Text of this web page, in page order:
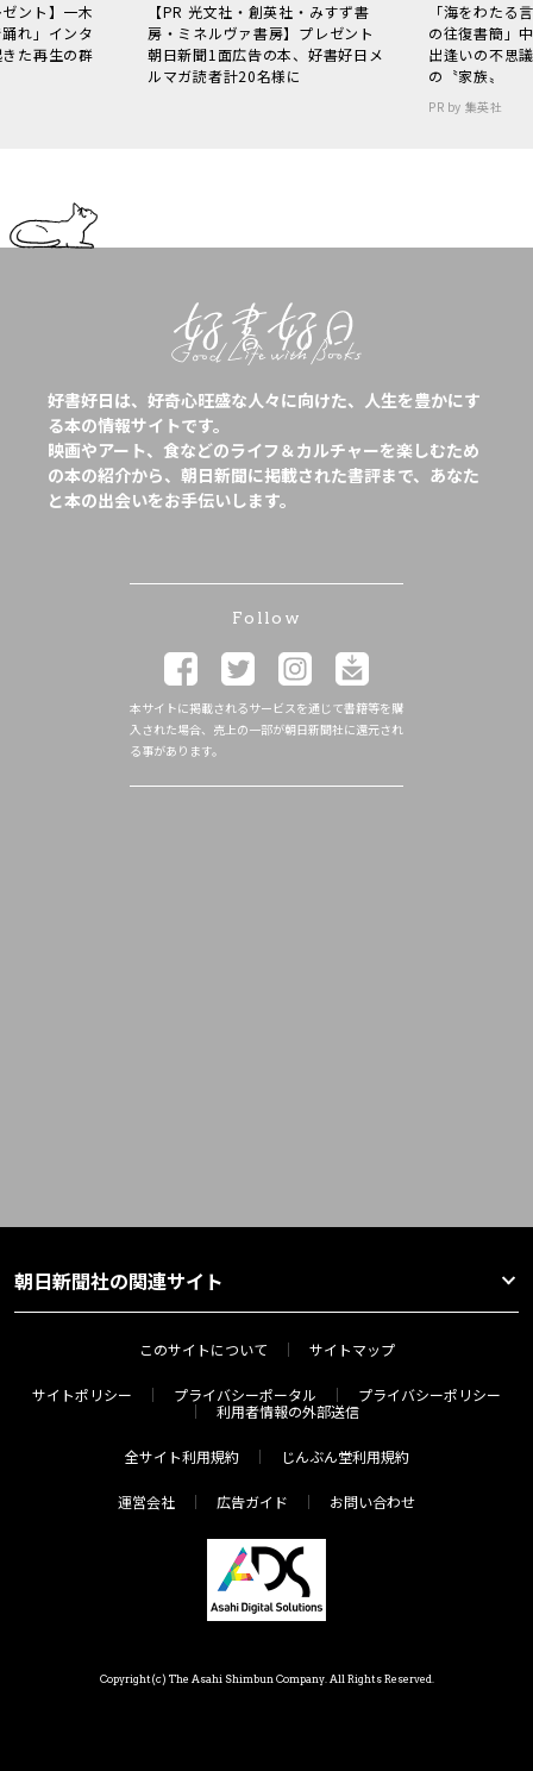
ント】一木
れ」インタ
た再生の群
【PR 光文社・創英社・みすず書
房・ミネルヴァ書房】プレゼント
朝日新聞1面広告の本、好書好日メ
ルマガ読者計20名様に
「海をわた
の往復書簡」
出逢いの不思
の〝家族〟
PR by 集英社
好書好日は、好奇心旺盛な人々に向けた、人生を豊かにす
る本の情報サイトです。
映画やアート、食などのライフ＆カルチャーを楽しむため
の本の紹介から、朝日新聞に掲載された書評まで、あなた
と本の出会いをお手伝いします。
Follow
本サイトに掲載されるサービスを通じて書籍等を購
入された場合、売上の一部が朝日新聞社に還元され
る事があります。
朝日新聞社の関連サイト
このサイトについて サイトマップ
サイトポリシー プライバシーポータル
プライバシーポリシー
利用者情報の外部送信
全サイト利用規約 じんぶん堂利用規約
運営会社 広告ガイド お問い合わせ
Copyright(c) The Asahi Shimbun Company. All Rights Reserved.